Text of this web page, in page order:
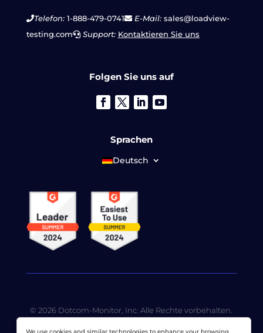
Telefon:1-888-479-0741 E-Mail:sales@loadview-
testing.com
Support: Kontaktieren Sie uns
Folgen Sie uns auf
Sprachen
Deutsch
© 2026 Dotcom-Monitor, Inc. Alle Rechte vorbehalten.